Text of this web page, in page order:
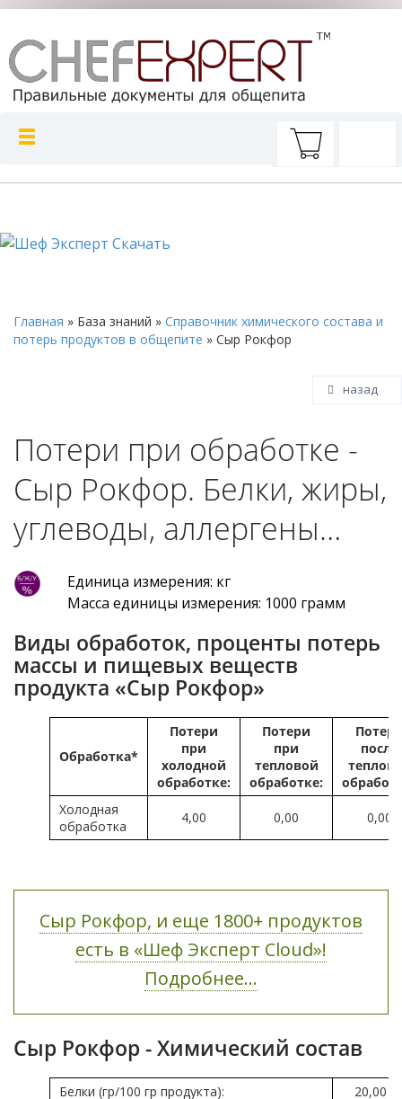
Главная » База знаний » Справочник химического состава и
потерь продуктов в общепите » Сыр Рокфор
назад
Потери при обработке -
Сыр Рокфор. Белки, жиры,
углеводы, аллергены…
Единица измерения: кг
Масса единицы измерения: 1000 грамм
Виды обработок, проценты потерь
массы и пищевых веществ
продукта «Сыр Рокфор»
Обработка*
Потери
при
холодной
обработке:
Потери
при
тепловой
обработке:
после
Холодная
обработка
4,00 0,00 0,00
Сыр Рокфор, и еще 1800+ продуктов
есть в «Шеф Эксперт Cloud»!
Подробнее...
Сыр Рокфор - Химический состав
Белки (гр/100 гр продукта):
20,00